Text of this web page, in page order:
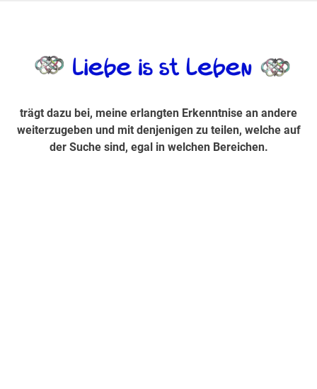
Suche sind, egal in welchen Bereichen.
trägt dazu bei, meine erlangten Erkenntnise an andere
weiterzugeben und mit denjenigen zu teilen, welche auf
der Suche sind, egal in welchen Bereichen.